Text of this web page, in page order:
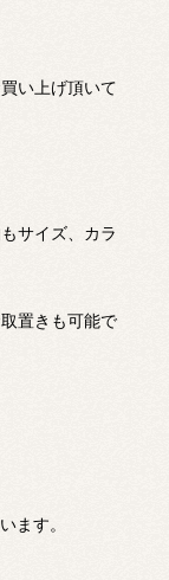
い上げ頂いて
サイズ、カラ
置きも可能で
ます。